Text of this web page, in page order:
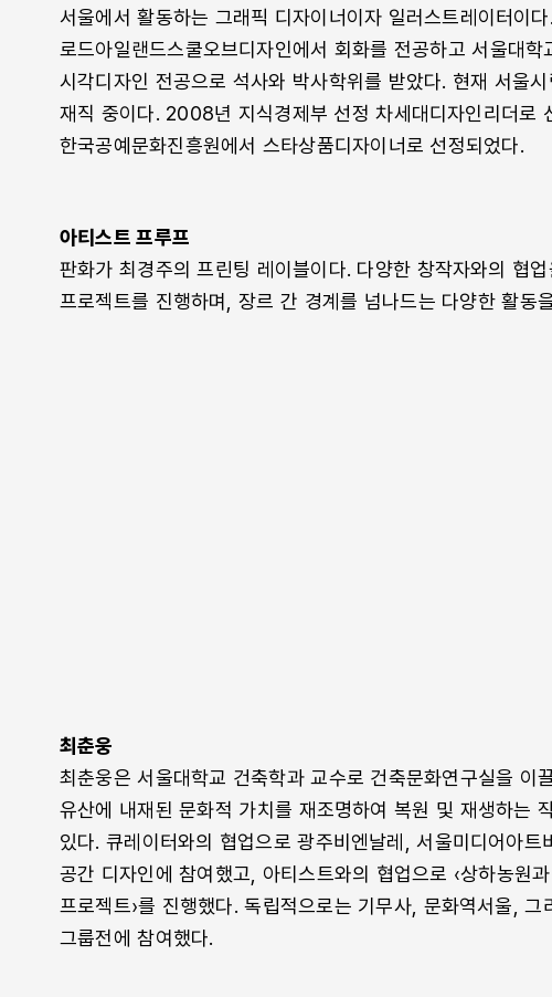
서울에서 활동하는 그래픽 디자이너이자 일러스트레이터이다.
로드아일랜드스쿨오브디자인에서 회화를 전공하고 서울대학
시각디자인 전공으로 석사와 박사학위를 받았다. 현재 서울
재직 중이다. 2008년 지식경제부 선정 차세대디자인리더로
한국공예문화진흥원에서 스타상품디자이너로 선정되었다.
아티스트 프루프
판화가 최경주의 프린팅 레이블이다. 다양한 창작자와의 협
프로젝트를 진행하며, 장르 간 경계를 넘나드는 다양한 활동
최춘웅
최춘웅은 서울대학교 건축학과 교수로 건축문화연구실을 이
유산에 내재된 문화적 가치를 재조명하여 복원 및 재생하는
있다. 큐레이터와의 협업으로 광주비엔날레, 서울미디어아트
공간 디자인에 참여했고, 아티스트와의 협업으로 ‹상하농원
프로젝트›를 진행했다. 독립적으로는 기무사, 문화역서울, 그
그룹전에 참여했다.